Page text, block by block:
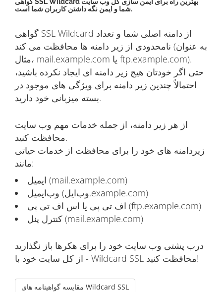
شما و ایمن نگه داشتن کاربران شما است.
گواهی SSL Wildcard از دامنه اصلی شما و تعداد
نامحدودی از زیر دامنه ها محافظت می کند (به عنوان
مثال، mail.example.com یا ftp.example.com).
حتی اگر خودتان هیچ زیر دامنه ای ایجاد نکرده باشید،
احتمالاً چندین زیر دامنه برای ویژگی های موجود در
بسته میزبانی خود دارید.
از هر زیر دامنه، از جمله خدمات مهم وب سایت
محافظت کنید.
زیردامنه های خود را برای محافظت از خدمات حیاتی
مانند:
ایمیل (mail.example.com)
وب‌ایمیل (وب‌ایل.example.com)
اف تی پی یا اس اف تی پی (ftp.example.com)
کنترل پنل (mail.example.com)
درب پشتی وب سایت خود را برای هکرها باز نگذارید
- از کل سایت خود با Wildcard SSL محافظت کنید!
مقایسه گواهینامه های Wildcard SSL